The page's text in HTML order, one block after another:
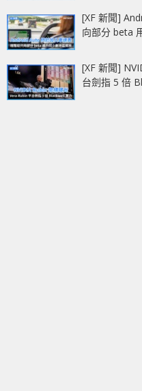
[XF 新聞]
向部分 beta
[XF 新聞]
台劍指 5 倍